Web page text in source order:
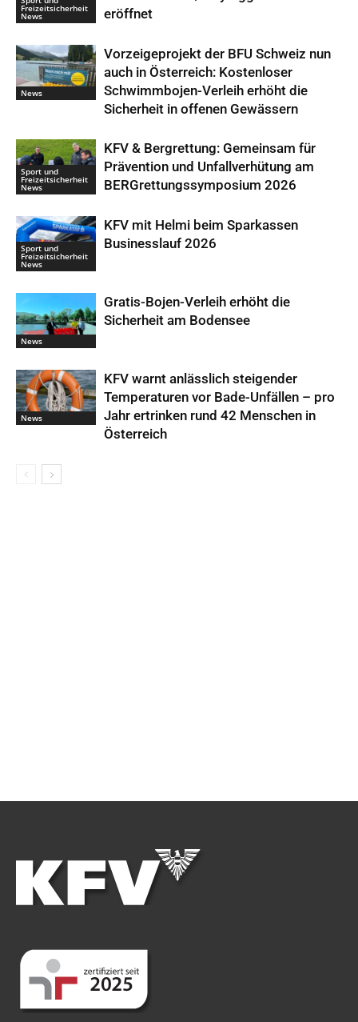
Freizeitsicherheit
News
eröffnet
News
Vorzeigeprojekt der BFU Schweiz nun
auch in Österreich: Kostenloser
Schwimmbojen-Verleih erhöht die
Sicherheit in offenen Gewässern
Sport und
Freizeitsicherheit
News
KFV & Bergrettung: Gemeinsam für
Prävention und Unfallverhütung am
BERGrettungssymposium 2026
Sport und
Freizeitsicherheit
News
KFV mit Helmi beim Sparkassen
Businesslauf 2026
News
Gratis-Bojen-Verleih erhöht die
Sicherheit am Bodensee
News
KFV warnt anlässlich steigender
Temperaturen vor Bade-Unfällen – pro
Jahr ertrinken rund 42 Menschen in
Österreich